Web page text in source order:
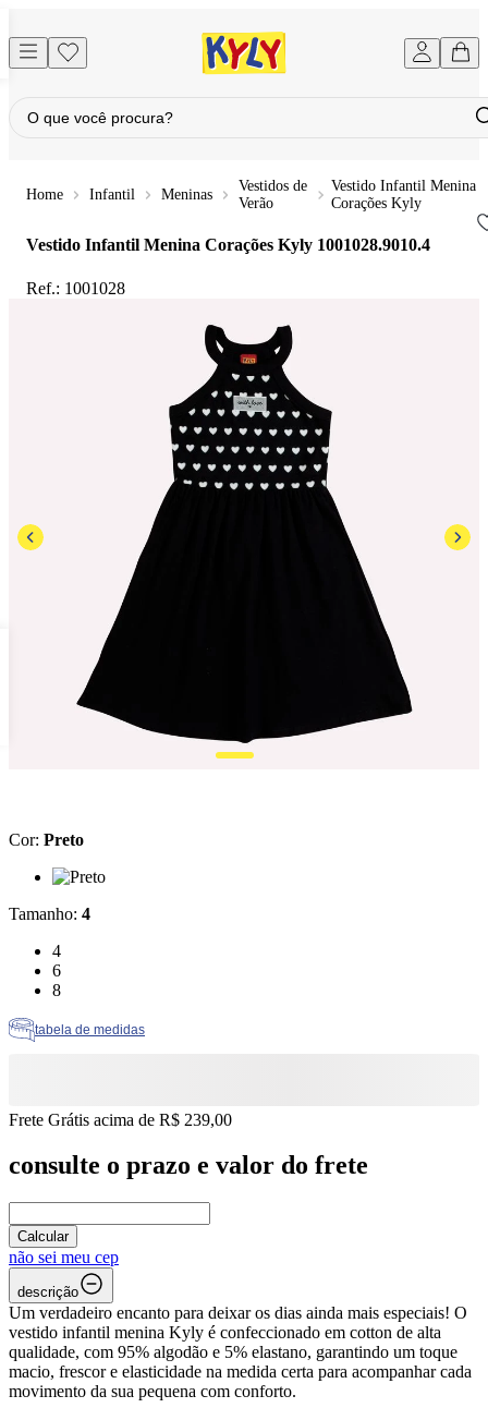
Infantil Meninas
Vestidos de
Verão
Vestido Infantil Menina
Corações Kyly
Vestido Infantil Menina Corações Kyly 1001028.9010.4
Ref.: 1001028
Cor: Preto
Cor: Preto
Tamanho: 4
Tamanho: 4
4
Tamanho: 6
6
Tamanho: 8
8
tabela de medidas
Frete Grátis acima de R$ 239,00
consulte o prazo e valor do frete
Calcular
não sei meu cep
descrição
Um verdadeiro encanto para deixar os dias ainda mais especiais! O
vestido infantil menina Kyly é confeccionado em cotton de alta
qualidade, com 95% algodão e 5% elastano, garantindo um toque
macio, frescor e elasticidade na medida certa para acompanhar cada
movimento da sua pequena com conforto.